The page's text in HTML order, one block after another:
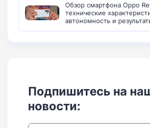
Обзор смартфона Oppo
технические
автономность и
Подпишитесь на
новости: